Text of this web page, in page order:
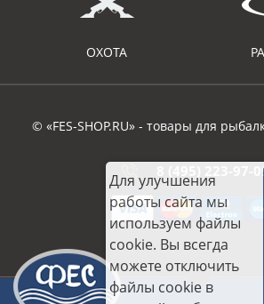
ОХОТА
© «FES-SHOP.RU» - товары для
8 (495) 223-97-
Для улучшения
работы сайта мы
используем файлы
cookie. Вы всегда
можете отключить
файлы cookie в